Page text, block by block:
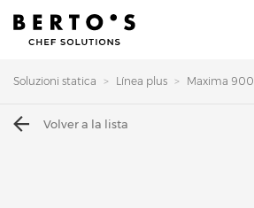
Soluzioni statica Línea plus Maxima 900
Volver a la lista